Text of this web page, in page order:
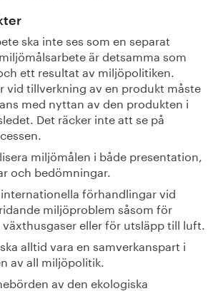
ska inte ses som en separat
är detsamma som
ett resultat av miljöpolitiken.
vid tillverkning av en produkt måste
med nyttan av den produkten i
Det räcker inte att se på
miljömålen i både presentation,
och bedömningar.
förhandlingar vid
miljöproblem såsom för
eller för utsläpp till luft.
alltid vara en samverkanspart i
av all miljöpolitik.
av den ekologiska